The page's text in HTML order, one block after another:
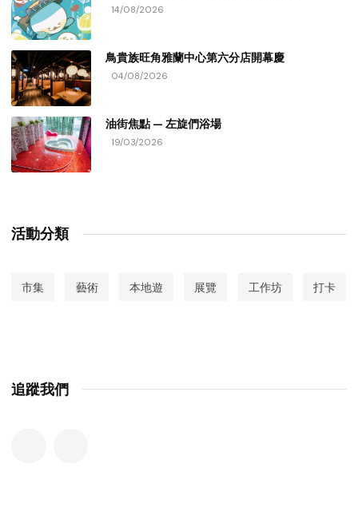
14/08/2026
鳥貴族旺角雅蘭中心第六分店開幕慶
04/08/2026
油街焦點 — 左旋們浴場
19/03/2026
活動分類
市集 藝術 本地遊 展覽 工作坊 打卡
追蹤我們